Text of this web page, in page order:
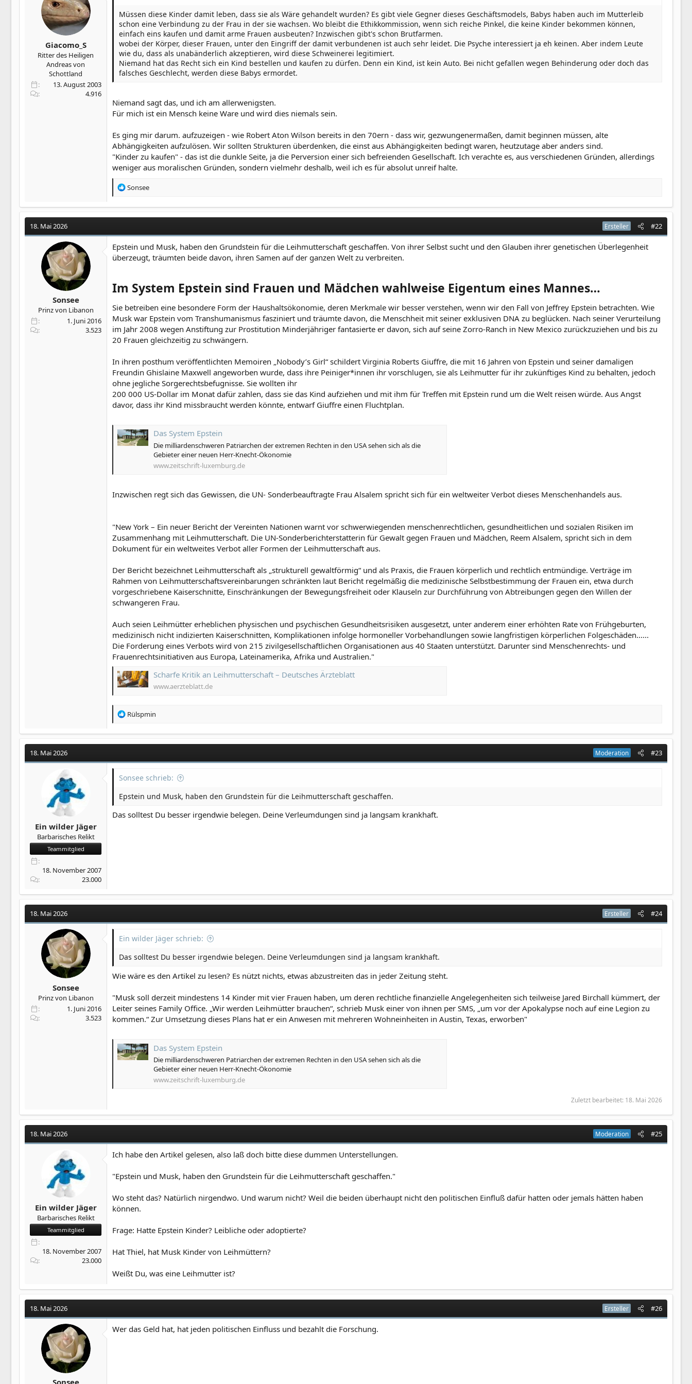
Giacomo_S
Ritter des Heiligen
Andreas von
Schottland
13. August 2003
4.916
Müssen diese Kinder damit leben, dass sie als Wäre gehandelt wurden? Es gibt viele Gegner dieses Geschäftsmodels, Babys haben auch im Mutterleib
schon eine Verbindung zu der Frau in der sie wachsen. Wo bleibt die Ethikkommission, wenn sich reiche Pinkel, die keine Kinder bekommen können,
einfach eins kaufen und damit arme Frauen ausbeuten? Inzwischen gibt's schon Brutfarmen.
wobei der Körper, dieser Frauen, unter den Eingriff der damit verbundenen ist auch sehr leidet. Die Psyche interessiert ja eh keinen. Aber indem Leute
wie du, dass als unabänderlich akzeptieren, wird diese Schweinerei legitimiert.
Niemand hat das Recht sich ein Kind bestellen und kaufen zu dürfen. Denn ein Kind, ist kein Auto. Bei nicht gefallen wegen Behinderung oder doch das
falsches Geschlecht, werden diese Babys ermordet.
Niemand sagt das, und ich am allerwenigsten.
Für mich ist ein Mensch keine Ware und wird dies niemals sein.
Es ging mir darum. aufzuzeigen - wie Robert Aton Wilson bereits in den 70ern - dass wir, gezwungenermaßen, damit beginnen müssen, alte
Abhängigkeiten aufzulösen. Wir sollten Strukturen überdenken, die einst aus Abhängigkeiten bedingt waren, heutzutage aber anders sind.
"Kinder zu kaufen" - das ist die dunkle Seite, ja die Perversion einer sich befreienden Gesellschaft. Ich verachte es, aus verschiedenen Gründen, allerdings
weniger aus moralischen Gründen, sondern vielmehr deshalb, weil ich es für absolut unreif halte.
R
a
i
n
e
Sonsee
18. Mai 2026 Ersteller #22
Sonsee
Prinz von Libanon
1. Juni 2016
3.523
Epstein und Musk, haben den Grundstein für die Leihmutterschaft geschaffen. Von ihrer Selbst sucht und den Glauben ihrer genetischen Überlegenheit
überzeugt, träumten beide davon, ihren Samen auf der ganzen Welt zu verbreiten.
Im System Epstein sind Frauen und Mädchen wahlweise Eigentum eines Mannes…​
Sie betreiben eine besondere Form der Haushaltsökonomie, deren Merkmale wir besser verstehen, wenn wir den Fall von Jeffrey Epstein betrachten. Wie
Musk war Epstein vom Transhumanismus fasziniert und träumte davon, die Menschheit mit seiner exklusiven DNA zu beglücken. Nach seiner Verurteilung
im Jahr 2008 wegen Anstiftung zur Prostitution Minderjähriger fantasierte er davon, sich auf seine Zorro-Ranch in New Mexico zurückzuziehen und bis zu
20 Frauen gleichzeitig zu schwängern.
In ihren posthum veröffentlichten Memoiren „Nobody’s Girl“ schildert Virginia Roberts Giuffre, die mit 16 Jahren von Epstein und seiner damaligen
Freundin Ghislaine Maxwell angeworben wurde, dass ihre Peiniger*innen ihr vorschlugen, sie als Leihmutter für ihr zukünftiges Kind zu behalten, jedoch
ohne jegliche Sorgerechtsbefugnisse. Sie wollten ihr
200 000 US-Dollar im Monat dafür zahlen, dass sie das Kind aufziehen und mit ihm für Treffen mit Epstein rund um die Welt reisen würde. Aus Angst
davor, dass ihr Kind missbraucht werden könnte, entwarf Giuffre einen Fluchtplan.
Das System Epstein
Die milliardenschweren Patriarchen der extremen Rechten in den USA sehen sich als die
Gebieter einer neuen Herr-Knecht-Ökonomie
www.zeitschrift-luxemburg.de
Inzwischen regt sich das Gewissen, die UN- Sonderbeauftragte Frau Alsalem spricht sich für ein weltweiter Verbot dieses Menschenhandels aus.
"New York – Ein neuer Bericht der Vereinten Nationen warnt vor schwerwiegenden menschenrechtlichen, gesundheitlichen und sozialen Risiken im
Zusammenhang mit Leihmutterschaft. Die UN-Sonderberichterstatterin für Gewalt gegen Frauen und Mädchen, Reem Alsalem, spricht sich in dem
Dokument für ein weltweites Verbot aller Formen der Leihmutterschaft aus.
Der Bericht bezeichnet Leihmutterschaft als „strukturell gewaltförmig“ und als Praxis, die Frauen körperlich und rechtlich entmündige. Verträge im
Rahmen von Leihmutterschaftsvereinbarungen schränkten laut Bericht regelmäßig die medizinische Selbstbestimmung der Frauen ein, etwa durch
vorgeschriebene Kaiserschnitte, Einschränkungen der Bewegungsfreiheit oder Klauseln zur Durchführung von Abtreibungen gegen den Willen der
schwangeren Frau.
Auch seien Leihmütter erheblichen physischen und psychischen Gesundheitsrisiken ausgesetzt, unter anderem einer erhöhten Rate von Frühgeburten,
medizinisch nicht indizierten Kaiserschnitten, Komplikationen infolge hormoneller Vorbehandlungen sowie langfristigen körperlichen Folgeschäden......
Die Forderung eines Verbots wird von 215 zivilgesellschaftlichen Organisationen aus 40 Staaten unterstützt. Darunter sind Menschenrechts- und
Frauenrechtsinitiativen aus Europa, Lateinamerika, Afrika und Australien."
Scharfe Kritik an Leihmutterschaft – Deutsches Ärzteblatt
www.aerzteblatt.de
R
a
i
n
n
Rülspmin
18. Mai 2026 Moderation #23
Ein wilder Jäger
Barbarisches Relikt
Teammitglied
18. November 2007
23.000
Sonsee schrieb:
Epstein und Musk, haben den Grundstein für die Leihmutterschaft geschaffen.
Das solltest Du besser irgendwie belegen. Deine Verleumdungen sind ja langsam krankhaft.
18. Mai 2026 Ersteller #24
Sonsee
Prinz von Libanon
1. Juni 2016
3.523
Ein wilder Jäger schrieb:
Das solltest Du besser irgendwie belegen. Deine Verleumdungen sind ja langsam krankhaft.
Wie wäre es den Artikel zu lesen? Es nützt nichts, etwas abzustreiten das in jeder Zeitung steht.
"Musk soll derzeit mindestens 14 Kinder mit vier Frauen haben, um deren rechtliche finanzielle Angelegenheiten sich teilweise Jared Birchall kümmert, der
Leiter seines Family Office. „Wir werden Leihmütter brauchen“, schrieb Musk einer von ihnen per SMS, „um vor der Apokalypse noch auf eine Legion zu
kommen.“ Zur Umsetzung dieses Plans hat er ein Anwesen mit mehreren Wohneinheiten in Austin, Texas, erworben"
Das System Epstein
Die milliardenschweren Patriarchen der extremen Rechten in den USA sehen sich als die
Gebieter einer neuen Herr-Knecht-Ökonomie
www.zeitschrift-luxemburg.de
Zuletzt bearbeitet: 18. Mai 2026
18. Mai 2026 Moderation #25
Ein wilder Jäger
Barbarisches Relikt
Teammitglied
18. November 2007
23.000
Ich habe den Artikel gelesen, also laß doch bitte diese dummen Unterstellungen.
"Epstein und Musk, haben den Grundstein für die Leihmutterschaft geschaffen."
Wo steht das? Natürlich nirgendwo. Und warum nicht? Weil die beiden überhaupt nicht den politischen Einfluß dafür hatten oder jemals hätten haben
können.
Frage: Hatte Epstein Kinder? Leibliche oder adoptierte?
Hat Thiel, hat Musk Kinder von Leihmüttern?
Weißt Du, was eine Leihmutter ist?
18. Mai 2026 Ersteller #26
Wer das Geld hat, hat jeden politischen Einfluss und bezahlt die Forschung.